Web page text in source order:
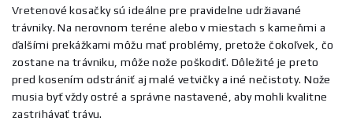
Vretenové kosačky sú ideálne pre pravidelne udržiavané
trávniky. Na nerovnom teréne alebo v miestach s kameňmi a
ďalšími prekážkami môžu mať problémy, pretože čokoľvek, čo
zostane na trávniku, môže nože poškodiť. Dôležité je preto
pred kosením odstrániť aj malé vetvičky a iné nečistoty. Nože
musia byť vždy ostré a správne nastavené, aby mohli kvalitne
zastrihávať trávu.